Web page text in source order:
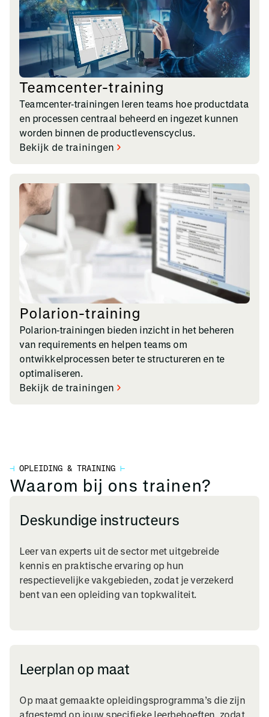
Teamcenter-training
Teamcenter‑trainingen leren teams hoe productdata
en processen centraal beheerd en ingezet kunnen
worden binnen de productlevenscyclus.
Bekijk de trainingen
Polarion-training
Polarion‑trainingen bieden inzicht in het beheren
van requirements en helpen teams om
ontwikkelprocessen beter te structureren en te
optimaliseren.
Bekijk de trainingen
⊣ OPLEIDING & TRAINING ⊢
Waarom bij ons trainen?
Deskundige instructeurs
Leer van experts uit de sector met uitgebreide
kennis en praktische ervaring op hun
respectievelijke vakgebieden, zodat je verzekerd
bent van een opleiding van topkwaliteit.
Leerplan op maat
Op maat gemaakte opleidingsprogramma’s die zijn
afgestemd op jouw specifieke leerbehoeften, zodat